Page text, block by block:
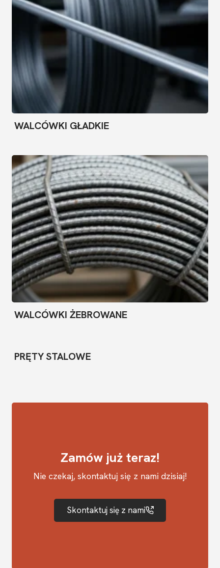
WALCÓWKI GŁADKIE
WALCÓWKI ŻEBROWANE
PRĘTY STALOWE
Zamów już teraz!
Nie czekaj, skontaktuj się z nami dzisiaj!
Skontaktuj się z nami